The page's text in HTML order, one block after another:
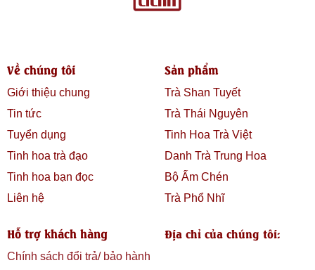
chọn
trên
trang
sản
phẩm
Về chúng tôi
Giới thiệu chung
Tin tức
Tuyển dụng
Tinh hoa trà đạo
Tinh hoa bạn đọc
Liên hệ
Sản phẩm
Trà Shan Tuyết
Trà Thái Nguyên
Tinh Hoa Trà Việt
Danh Trà Trung Hoa
Bộ Ấm Chén
Trà Phổ Nhĩ
Hỗ trợ khách hàng
Chính sách đổi trả/ bảo hành
Địa chỉ của chúng tôi: